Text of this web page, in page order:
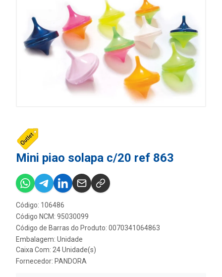
Mini piao solapa c/20 ref 863
Código: 106486
Código NCM: 95030099
Código de Barras do Produto: 0070341064863
Embalagem: Unidade
Caixa Com: 24 Unidade(s)
Fornecedor: PANDORA